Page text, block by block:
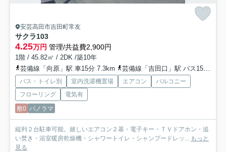
安芸高田市吉田町常友
サクラ103
4.25万円 管理/共益費2,900円
1階 / 45.82㎡ / 2DK /築10年
芸備線「向原」駅 車15分 7.3km
芸備線「吉田口」駅 バス15分 備北交通「青迫バス停」 停歩5分
バス・トイレ別 室内洗濯機置場 エアコン
バルコニー
フローリング
電気有
敷0 パノラマ
縦列２台駐車可能。嬉しいエアコン２基・電子キー・ＴＶドアホン・追
い焚き・浴室暖房乾燥機・シャワートイレ・シャンプードレッ... もっと
見る